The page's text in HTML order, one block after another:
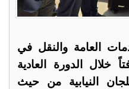
العامة والنقل في
خلال الدورة العادية
النيابية من حيث